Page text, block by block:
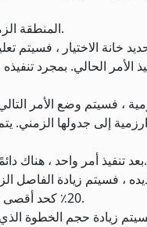
13. المنطقة الزمنية - إذا لزم الأمر ، قم بتعيين وقت بدء مختلف.
الأمر الحالي. بمجرد
إلى جدولها
بعد تنفيذ أمر واحد ، هناك دائمًا تأخير بسيط لمدة ثانيتين قبل إرسال الطلب التالي.
20٪ كحد أقصى في كلا الاتجاهين لجعل الأمر أقل وضوحًا في السوق.